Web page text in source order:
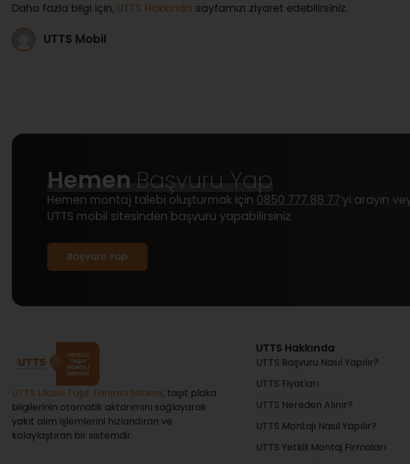
Daha fazla bilgi için, UTTS Hakkında sayfamızı ziyaret edebilirsiniz.
UTTS Mobil
Hemen Başvuru Yap
Hemen montaj talebi oluşturmak için 0850 777 88 77‘yi arayın
UTTS mobil sitesinden başvuru yapabilirsiniz.
Başvuru Yap
UTTS Ulusal Taşıt Tanıma Sistemi, taşıt plaka
bilgilerinin otomatik aktarımını sağlayarak
yakıt alım işlemlerini hızlandıran ve
kolaylaştıran bir sistemdir.
UTTS Hakkında
UTTS Başvuru Nasıl Yapılır?
UTTS Fiyatları
UTTS Nereden Alınır?
UTTS Montajı Nasıl Yapılır?
UTTS Yetkili Montaj Firmaları